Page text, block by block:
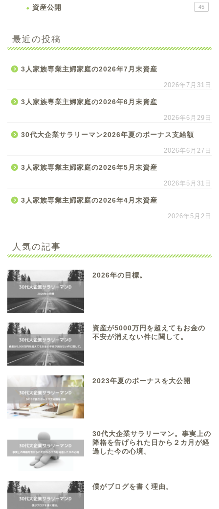
資産公開 45
最近の投稿
3人家族専業主婦家庭の2026年7月末資産
2026年7月31日
3人家族専業主婦家庭の2026年6月末資産
2026年6月29日
30代大企業サラリーマン2026年夏のボーナス支給額
2026年6月27日
3人家族専業主婦家庭の2026年5月末資産
2026年5月31日
3人家族専業主婦家庭の2026年4月末資産
2026年5月2日
人気の記事
2026年の目標。
資産が5000万円を超えてもお金の
不安が消えない件に関して。
2023年夏のボーナスを大公開
30代大企業サラリーマン。事実上の
降格を告げられた日から２カ月が経
過した今の心境。
僕がブログを書く理由。